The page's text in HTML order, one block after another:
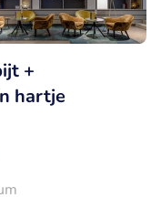
+
hartje